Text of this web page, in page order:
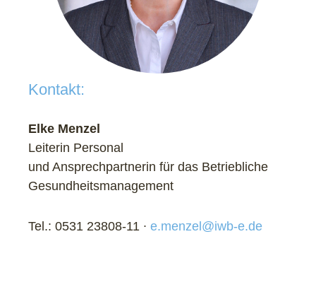
Kontakt:
Elke Menzel
Leiterin Personal
und Ansprechpartnerin für das Betriebliche
Gesundheitsmanagement
Tel.: 0531 23808-11 ∙ e.menzel@iwb-e.de